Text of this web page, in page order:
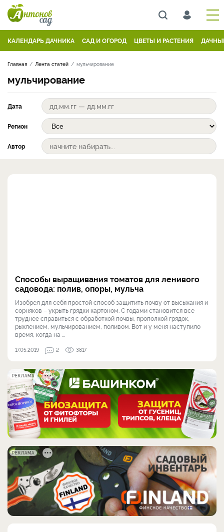
КАЛЕНДАРЬ ДАЧНИКА САД И ОГОРОД ЦВЕТЫ И РАСТЕНИЯ
Главная Лента статей мульчирование
мульчирование
Дата
Регион
Автор
Способы выращивания томатов для ленивого
садовода: полив, опоры, мульча
Изобрел для себя простой способ защитить почву от высыхания и
сорняков – укрыть грядки картоном. С годами становится все
труднее справиться с обработкой почвы, прополкой грядок,
рыхлением, мульчированием, поливом. Вот и у меня наступило
время, когда на ...
17.05.2019 2 3817
РЕКЛАМА
РЕКЛАМА